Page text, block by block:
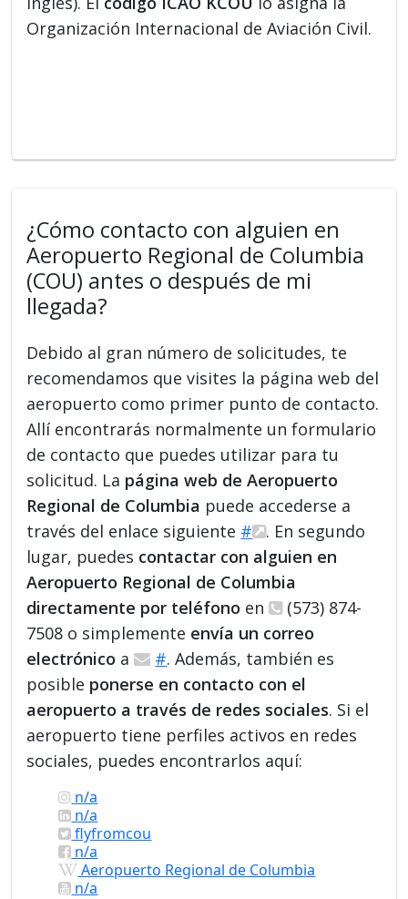
Organización Internacional de Aviación Civil.
¿Cómo contacto con alguien en
Aeropuerto Regional de Columbia
(COU) antes o después de mi
llegada?
Debido al gran número de solicitudes, te
recomendamos que visites la página web del
aeropuerto como primer punto de contacto.
Allí encontrarás normalmente un formulario
de contacto que puedes utilizar para tu
solicitud. La página web de Aeropuerto
Regional de Columbia puede accederse a
través del enlace siguiente #
. En segundo
lugar, puedes contactar con alguien en
Aeropuerto Regional de Columbia
directamente por teléfono en
(573) 874-
7508 o simplemente envía un correo
electrónico a #. Además, también es
posible ponerse en contacto con el
aeropuerto a través de redes sociales. Si el
aeropuerto tiene perfiles activos en redes
sociales, puedes encontrarlos aquí:
n/a
n/a
flyfromcou
n/a
Aeropuerto Regional de Columbia
n/a